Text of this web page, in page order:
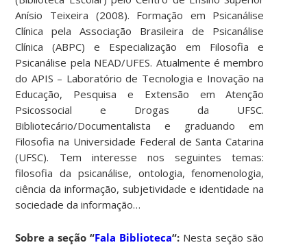
Anísio Teixeira (2008). Formação em Psicanálise
Clínica pela Associação Brasileira de Psicanálise
Clínica (ABPC) e Especialização em Filosofia e
Psicanálise pela NEAD/UFES. Atualmente é membro
do APIS – Laboratório de Tecnologia e Inovação na
Educação, Pesquisa e Extensão em Atenção
Psicossocial e Drogas da UFSC.
Bibliotecário/Documentalista e graduando em
Filosofia na Universidade Federal de Santa Catarina
(UFSC). Tem interesse nos seguintes temas:
filosofia da psicanálise, ontologia, fenomenologia,
ciência da informação, subjetividade e identidade na
sociedade da informação…
Sobre a seção “Fala Biblioteca“: Nesta seção são